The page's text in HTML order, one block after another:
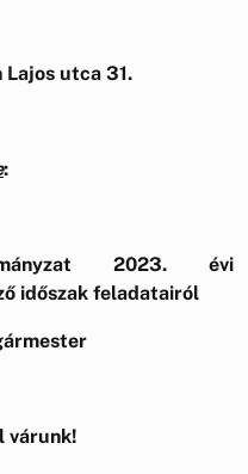
Lajos utca 31.
:
2023. évi
időszak feladatairól
várunk!